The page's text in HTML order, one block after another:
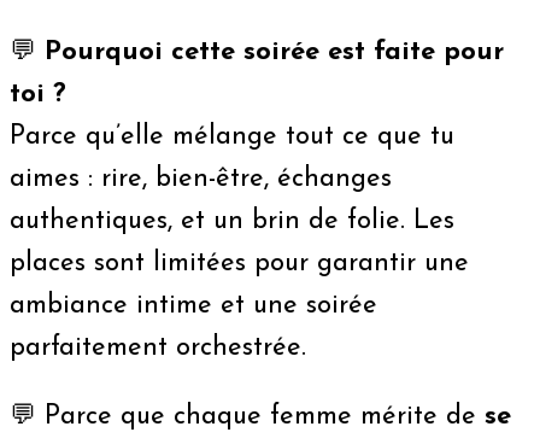
💬 Pourquoi cette soirée est faite pour
toi ?
Parce qu’elle mélange tout ce que tu
aimes : rire, bien-être, échanges
authentiques, et un brin de folie. Les
places sont limitées pour garantir une
ambiance intime et une soirée
parfaitement orchestrée.
💬 Parce que chaque femme mérite de se